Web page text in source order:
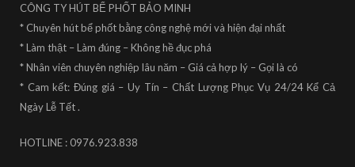
CÔNG TY HÚT BỂ PHỐT BẢO MINH
* Chuyên hút bể phốt bằng công nghệ mới và hiện đại nhất
* Làm thật – Làm đúng – Không hề đục phá
* Nhân viên chuyên nghiệp lâu năm – Giá cả hợp lý – Gọi là có
* Cam kết: Đúng giá – Uy Tín – Chất Lượng Phục Vụ 24/24 Kể Cả
Ngày Lễ Tết .
HOTLINE : 0976.923.838